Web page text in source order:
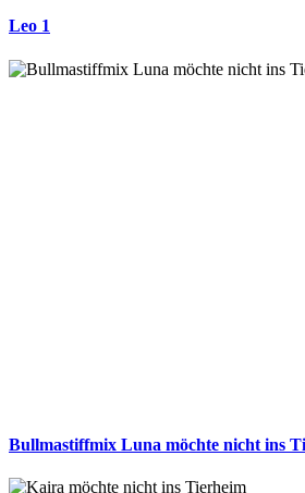
Leo 1
Bullmastiffmix Luna möchte nicht ins